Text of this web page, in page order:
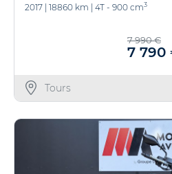
2017 18860 km 4T - 900 cm3
7 990 €
7 790
Tours